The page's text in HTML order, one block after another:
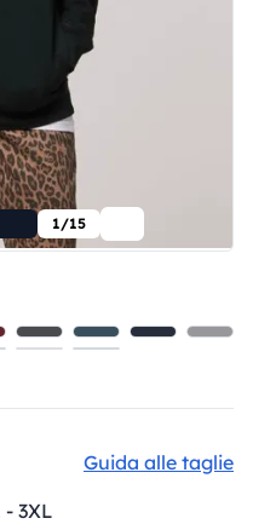
1/15
Guida alle taglie
- 3XL